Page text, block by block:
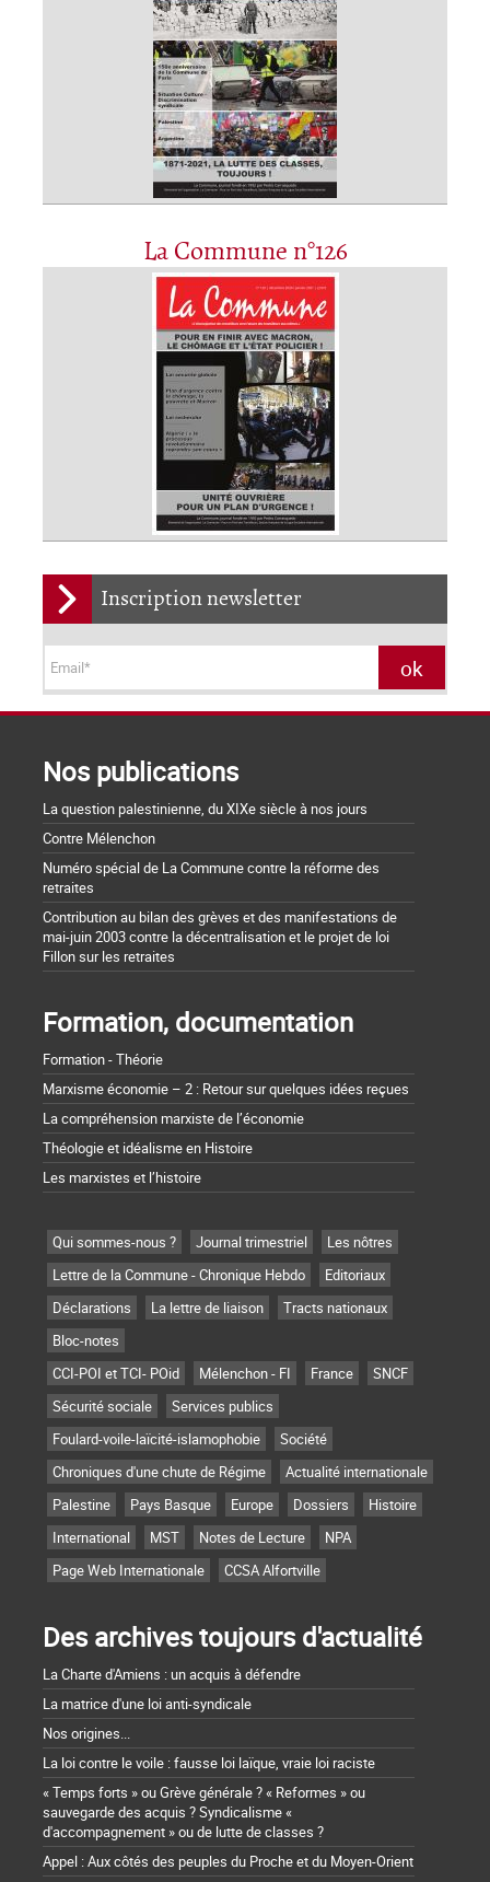
La Commune n°126
Inscription newsletter
Nos publications
La question palestinienne, du XIXe siècle à nos jours
Contre Mélenchon
Numéro spécial de La Commune contre la réforme des
retraites
Contribution au bilan des grèves et des manifestations de
mai-juin 2003 contre la décentralisation et le projet de loi
Fillon sur les retraites
Formation, documentation
Formation - Théorie
Marxisme économie – 2 : Retour sur quelques idées reçues
La compréhension marxiste de l’économie
Théologie et idéalisme en Histoire
Les marxistes et l’histoire
Qui sommes-nous ? Journal trimestriel
Les nôtres
Lettre de la Commune - Chronique Hebdo
Editoriaux
Déclarations
La lettre de liaison
Tracts nationaux
Bloc-notes
CCI-POI et TCI- POid
Mélenchon - FI France
SNCF
Sécurité sociale
Services publics
Foulard-voile-laïcité-islamophobie
Société
Chroniques d'une chute de Régime
Actualité internationale
Palestine
Pays Basque Europe Dossiers
Histoire
International
MST Notes de Lecture
NPA
Page Web Internationale
CCSA Alfortville
Des archives toujours d'actualité
La Charte d'Amiens : un acquis à défendre
La matrice d'une loi anti-syndicale
Nos origines...
La loi contre le voile : fausse loi laïque, vraie loi raciste
« Temps forts » ou Grève générale ? « Reformes » ou
sauvegarde des acquis ? Syndicalisme «
d'accompagnement » ou de lutte de classes ?
Appel : Aux côtés des peuples du Proche et du Moyen-Orient